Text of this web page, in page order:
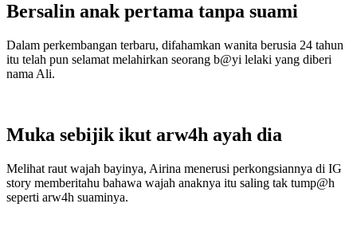
Bersalin anak pertama tanpa suami
Dalam perkembangan terbaru, difahamkan wanita berusia 24 tahun
itu telah pun selamat melahirkan seorang b@yi lelaki yang diberi
nama Ali.
Muka sebijik ikut arw4h ayah dia
Melihat raut wajah bayinya, Airina menerusi perkongsiannya di IG
story memberitahu bahawa wajah anaknya itu saling tak tump@h
seperti arw4h suaminya.